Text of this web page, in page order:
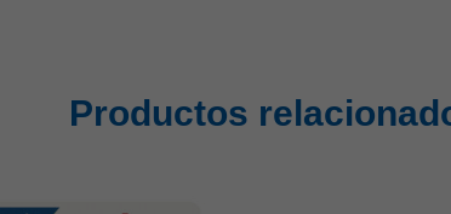
Productos